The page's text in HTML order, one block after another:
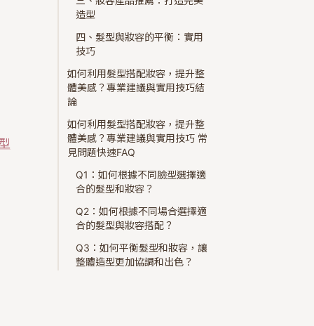
造型
四、髮型與妝容的平衡：實用
技巧
如何利用髮型搭配妝容，提升整
體美感？專業建議與實用技巧結
論
如何利用髮型搭配妝容，提升整
體美感？專業建議與實用技巧 常
見問題快速FAQ
Q1：如何根據不同臉型選擇適
合的髮型和妝容？
Q2：如何根據不同場合選擇適
合的髮型與妝容搭配？
Q3：如何平衡髮型和妝容，讓
整體造型更加協調和出色？